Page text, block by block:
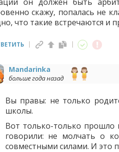
скажу, попалась не
что такие встречаются и
Mandarinka
больше года назад
Вы правы: не только
школы.
Вот только-только прошло
говорили: не молчать о
совместными силами. И это